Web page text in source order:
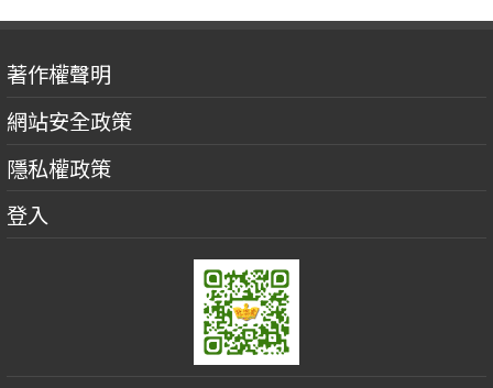
著作權聲明
網站安全政策
隱私權政策
登入